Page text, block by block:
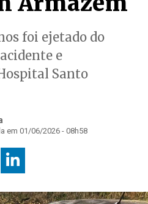
foi ejetado do
e
Santo
em 01/06/2026 - 08h58